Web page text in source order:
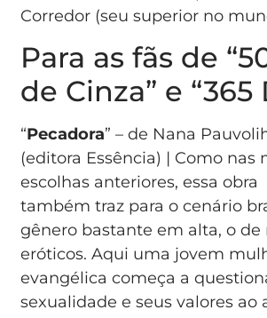
Corredor (seu superior no
Para as fãs de
de Cinza” e “365
“Pecadora” – de Nana
(editora Essência) | Como nas
escolhas anteriores, essa obra
também traz para o cenário
gênero bastante em alta, o de
eróticos. Aqui uma jovem
evangélica começa a
sexualidade e seus valores ao